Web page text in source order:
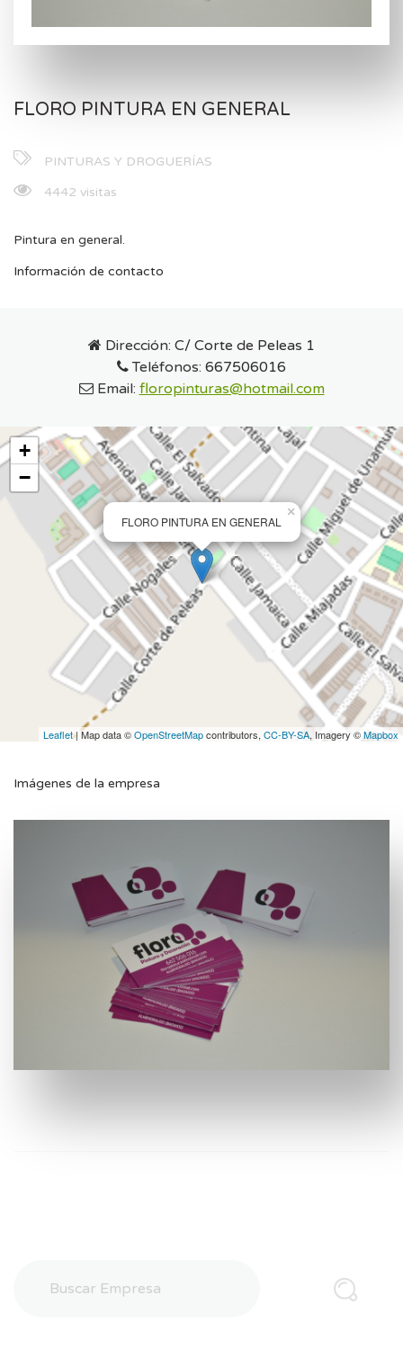
FLORO PINTURA EN GENERAL
PINTURAS Y DROGUERÍAS
4442 visitas
Pintura en general.
Información de contacto
Dirección: C/ Corte de Peleas 1
Teléfonos: 667506016
Email: floropinturas@hotmail.com
FLORO PINTURA EN GENERAL
×
+
−
Leaflet| Map data ©OpenStreetMapcontributors, CC-BY-SA, Imagery ©Mapbox
Imágenes de la empresa